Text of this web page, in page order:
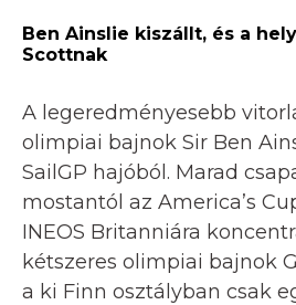
Ben Ainslie kiszállt, és a
Scottnak
A legeredményesebb
olimpiai bajnok Sir Ben
SailGP hajóból. Marad
mostantól az America’s
INEOS Britanniára
kétszeres olimpiai bajnok
a ki Finn osztályban csak